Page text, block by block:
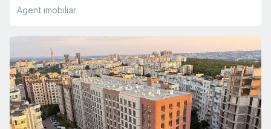
Agent imobiliar